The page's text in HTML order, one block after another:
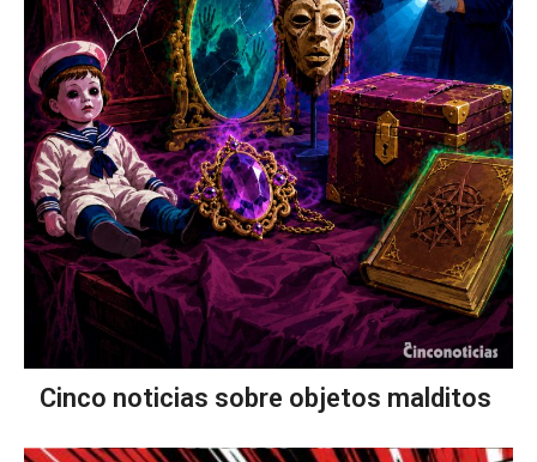
Cinco noticias sobre objetos malditos